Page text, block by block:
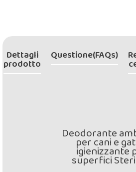
Dettagli
prodotto
Questione(FAQs)
Deodorante
per cani e
igienizzante
superfici